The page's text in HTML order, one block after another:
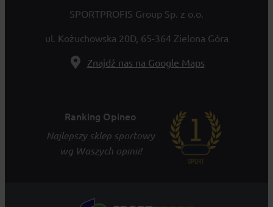
SPORTPROFIS Group Sp. z o.o.
ul. Kożuchowska 20D, 65-364 Zielona Góra
Znajdź nas na Google Maps
Ranking Opineo
Najlepszy sklep sportowy
wg Waszych opinii!